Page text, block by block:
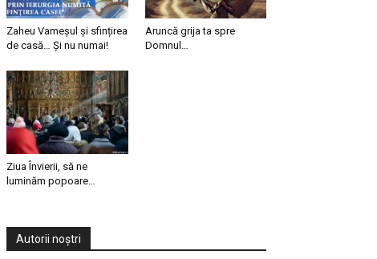
Zaheu Vameșul și sfințirea
de casă… Și nu numai!
Aruncă grija ta spre
Domnul…
Ziua Învierii, să ne
luminăm popoare…
Autorii noștri